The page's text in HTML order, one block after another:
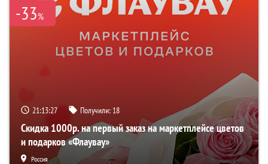
-33%
21:13:26 Получили: 18
Скидка 1000р. на первый заказ на маркетплейсе цветов
и подарков «Флаувау»
Россия